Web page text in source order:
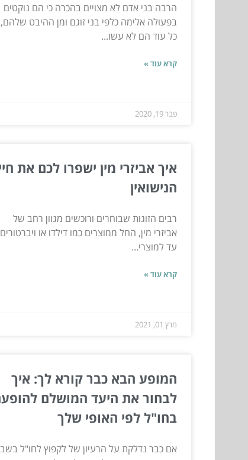
הרבה בני אדם לא מצויים בהכרה כי הם נוקטים
בפעולה אלימה כלפי בני זוגם ומן ההיבט שלהם,
כל עוד הם לא עשו...
קרא עוד »
פבר 19, 2020
איך אביזרי מין ישפרו לכם את
הנישואין
רבים הזוגות שבוחרים ורוכשים מגוון רחב של
אביזרי מין, החל ממוצרים כמו דילדו או
עד למוצרי...
קרא עוד »
מרץ 01, 2021
המופע הבא כבר קורא לך: איך
לבחור את היעד המושלם
בחו"ל לפי האופי שלך
אם כבר נדלקת על הרעיון של לקפוץ לחו"ל